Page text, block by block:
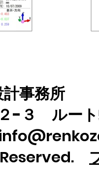
事務所
-３ ルート